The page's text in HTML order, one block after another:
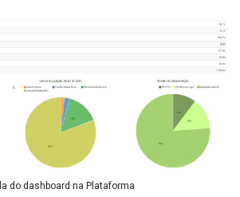
do dashboard na Plataforma